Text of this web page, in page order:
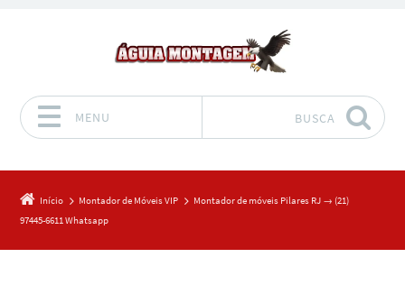
MENU BUSCA
Início Montador de Móveis VIP
Montador de móveis Pilares RJ → (21)
97445-6611 Whatsapp